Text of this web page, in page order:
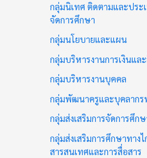
กลุ่มนิเทศ ติดตามและประ
จัดการศึกษา
กลุ่มนโยบายและแผน
กลุ่มบริหารงานการเงินแล
กลุ่มบริหารงานบุคคล
กลุ่มพัฒนาครูและบุคลากร
กลุ่มส่งเสริมการจัดการศึก
กลุ่มส่งเสริมการศึกษาทาง
สารสนเทศและการสื่อสาร